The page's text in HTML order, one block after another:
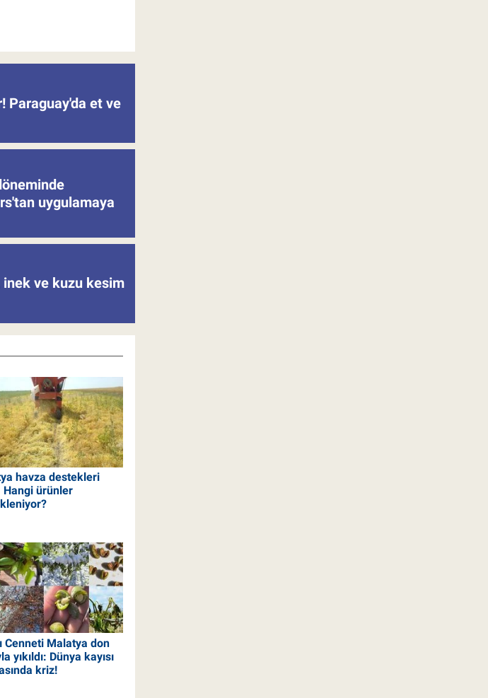
Paraguay'da et ve
uygulamaya
inek ve kuzu kesim
havza destekleri
Hangi ürünler
Cenneti Malatya don
yıkıldı: Dünya kayısı
kriz!